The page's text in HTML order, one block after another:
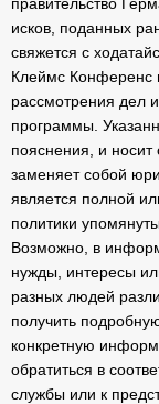
исков, поданных
свяжется с
Клеймс Конференс
рассмотрения дел
программы.
пояснения, и
заменяет собой
является полной
политики
Возможно, в
нужды, интересы
разных людей
получить
конкретную
обратиться в
службы или к